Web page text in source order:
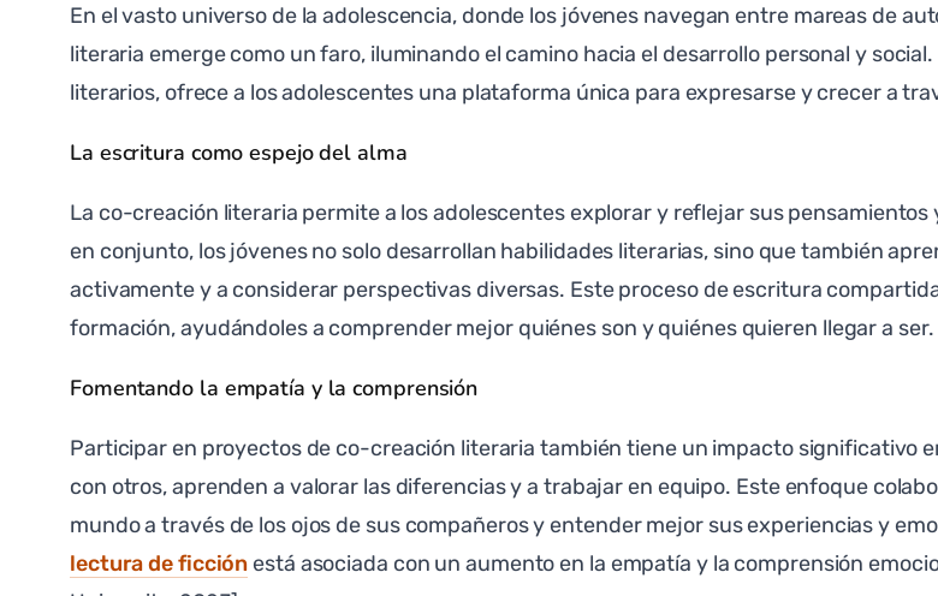
En el vasto universo de la adolescencia, donde los jóvenes navegan entre mareas de
literaria emerge como un faro, iluminando el camino hacia el desarrollo personal y
literarios, ofrece a los adolescentes una plataforma única para expresarse y crecer a
La escritura como espejo del alma
La co-creación literaria permite a los adolescentes explorar y reflejar sus
en conjunto, los jóvenes no solo desarrollan habilidades literarias, sino que también
activamente y a considerar perspectivas diversas. Este proceso de escritura
formación, ayudándoles a comprender mejor quiénes son y quiénes quieren llegar a ser.
Fomentando la empatía y la comprensión
Participar en proyectos de co-creación literaria también tiene un impacto significativo
con otros, aprenden a valorar las diferencias y a trabajar en equipo. Este enfoque
mundo a través de los ojos de sus compañeros y entender mejor sus experiencias y
lectura de ficción está asociada con un aumento en la empatía y la comprensión